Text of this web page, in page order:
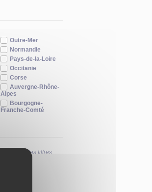
Outre-Mer
Normandie
Pays-de-la-Loire
Occitanie
Corse
Auvergne-Rhône-
Alpes
Bourgogne-
Franche-Comté
les filtres